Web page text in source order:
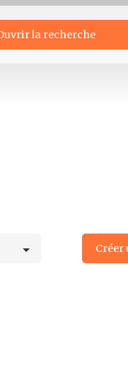
la recherche
Créer